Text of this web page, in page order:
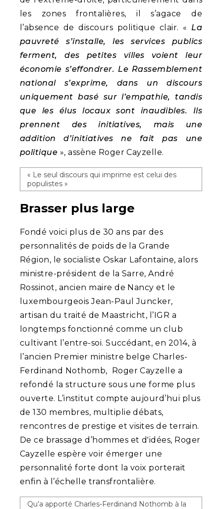
les zones frontalières, il s’agace de
l’absence de discours politique clair. « La
pauvreté s’installe, les services publics
ferment, des petites villes voient leur
économie s’effondrer. Le Rassemblement
national s’exprime, dans un discours
uniquement basé sur l’empathie, tandis
que les élus locaux sont inaudibles. Ils
prennent des initiatives, mais une
addition d’initiatives ne fait pas une
politique », assène Roger Cayzelle.
« Le seul discours qui imprime est celui des
populistes »
Brasser plus large
Fondé voici plus de 30 ans par des
personnalités de poids de la Grande
Région, le socialiste Oskar Lafontaine, alors
ministre-président de la Sarre, André
Rossinot, ancien maire de Nancy et le
luxembourgeois Jean-Paul Juncker,
artisan du traité de Maastricht, l’IGR a
longtemps fonctionné comme un club
cultivant l’entre-soi. Succédant, en 2014, à
l’ancien Premier ministre belge Charles-
Ferdinand Nothomb, Roger Cayzelle a
refondé la structure sous une forme plus
ouverte. L’institut compte aujourd’hui plus
de 130 membres, multiplie débats,
rencontres de prestige et visites de terrain.
De ce brassage d’hommes et d'idées, Roger
Cayzelle espère voir émerger une
personnalité forte dont la voix porterait
enfin à l’échelle transfrontalière.
Qu’a apporté Charles-Ferdinand Nothomb à la